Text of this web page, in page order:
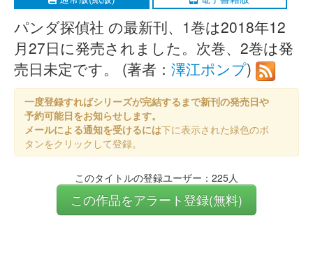
パンダ探偵社 の最新刊、1巻は2018年12
月27日に発売されました。次巻、2巻は発
売日未定です。 (著者： 澤江ポンプ)
一度登録すればシリーズが完結するまで新刊の発売日や
予約可能日をお知らせします。
メールによる通知を受けるには下に表示された緑色のボ
タンをクリックして登録。
このタイトルの登録ユーザー：225人
この作品をアラート登録(無料)